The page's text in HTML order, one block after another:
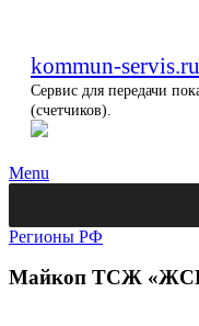
kommun-servis.ru
Сервис для передачи
(счетчиков).
Menu
Регионы РФ
Майкоп ТСЖ